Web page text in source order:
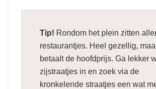
Tip! Rondom het plein zitten
restaurantjes. Heel gezellig,
betaalt de hoofdprijs. Ga lekker
zijstraatjes in en zoek via de
kronkelende straatjes een wat